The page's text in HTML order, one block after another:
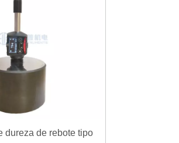
dureza de rebote tipo